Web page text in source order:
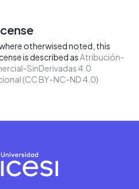
otherwised noted, this
is described asAtribución-
SinDerivadas 4.0
(CC BY-NC-ND 4.0)